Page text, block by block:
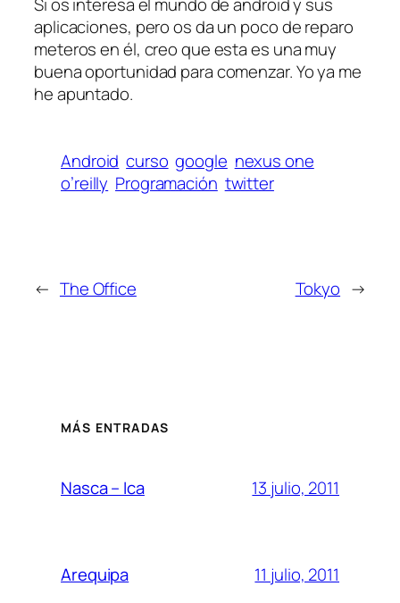
aplicaciones, pero os da un poco de reparo
meteros en él, creo que esta es una muy
buena oportunidad para comenzar. Yo ya me
he apuntado.
Android curso google nexus one
o’reilly Programación twitter
← The Office Tokyo →
MÁS ENTRADAS
Nasca – Ica 13 julio, 2011
Arequipa 11 julio, 2011